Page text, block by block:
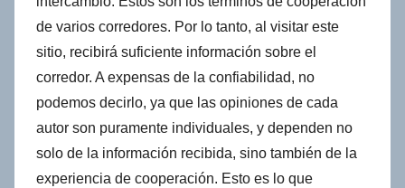
de varios corredores. Por lo tanto, al visitar este
sitio, recibirá suficiente información sobre el
corredor. A expensas de la confiabilidad, no
podemos decirlo, ya que las opiniones de cada
autor son puramente individuales, y dependen no
solo de la información recibida, sino también de la
experiencia de cooperación. Esto es lo que